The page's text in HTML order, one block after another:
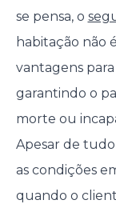
se pensa, o
habitação não
vantagens
garantindo o
morte ou
Apesar de
as condições
quando o